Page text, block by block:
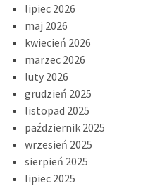
lipiec 2026
maj 2026
kwiecień 2026
marzec 2026
luty 2026
grudzień 2025
listopad 2025
październik 2025
wrzesień 2025
sierpień 2025
lipiec 2025